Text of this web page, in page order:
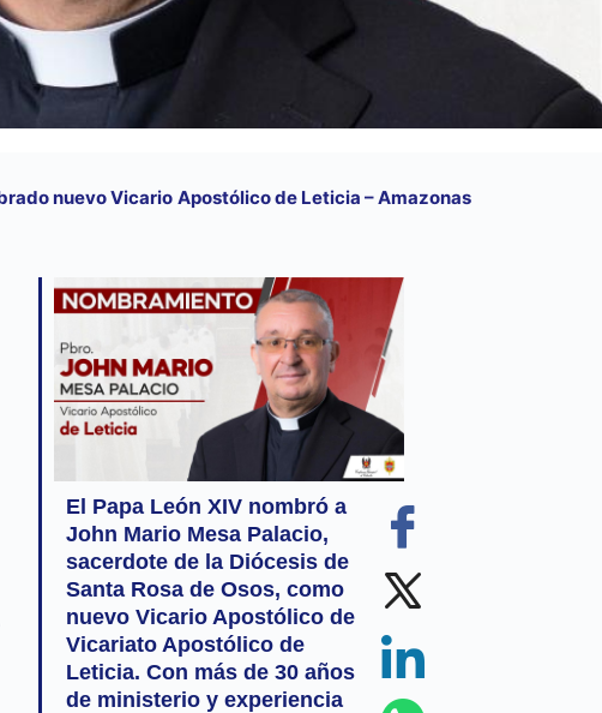
nuevo Vicario Apostólico de Leticia – Amazonas
El Papa León XIV nombró a
John Mario Mesa Palacio,
sacerdote de la Diócesis de
Santa Rosa de Osos, como
nuevo Vicario Apostólico de
Vicariato Apostólico de
Leticia. Con más de 30 años
de ministerio y experiencia